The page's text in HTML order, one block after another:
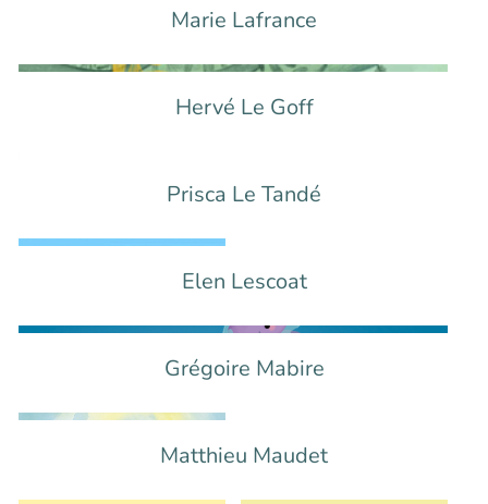
Marie Lafrance
Hervé Le Goff
Prisca Le Tandé
Elen Lescoat
Grégoire Mabire
Matthieu Maudet